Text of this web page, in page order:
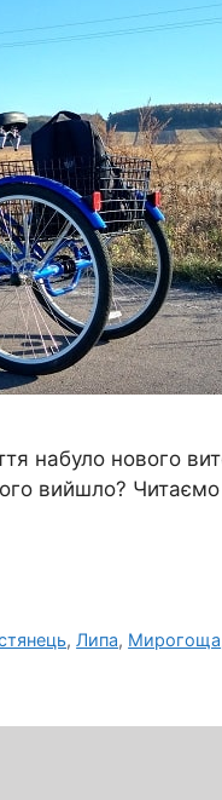
набуло нового
вийшло? Читаємо
,Липа, Мирогоща